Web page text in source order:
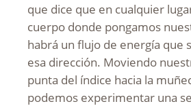
que dice que en cualquier
cuerpo donde pongamos
habrá un flujo de energía que
esa dirección. Moviendo
punta del índice hacia la
podemos experimentar una